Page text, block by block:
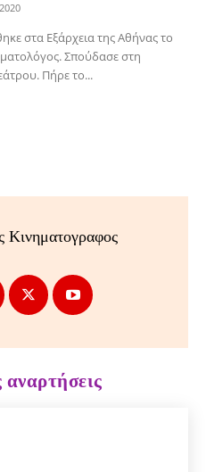
στα Εξάρχεια της Αθήνας το
Σπούδασε στη
Πήρε το...
Κινηματογραφος
αναρτήσεις